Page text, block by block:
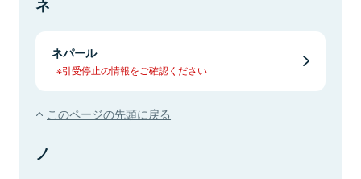
ネ
ネパール
※引受停止の情報をご確認ください
このページの先頭に戻る
ノ